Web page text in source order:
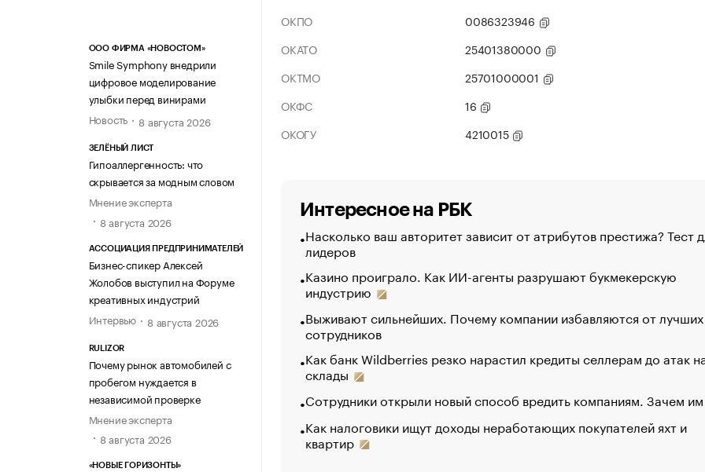
ООО ФИРМА «НОВОСТОМ»
Smile Symphony внедрили
цифровое моделирование
улыбки перед винирами
Новость
8 августа 2026
ЗЕЛЁНЫЙ ЛИСТ
Гипоаллергенность: что
скрывается за модным словом
Мнение эксперта
8 августа 2026
АССОЦИАЦИЯ ПРЕДПРИНИМАТЕЛЕЙ
Бизнес-спикер Алексей
Жолобов выступил на Форуме
креативных индустрий
Интервью
8 августа 2026
RULIZOR
Почему рынок автомобилей с
пробегом нуждается в
независимой проверке
Мнение эксперта
8 августа 2026
«НОВЫЕ ГОРИЗОНТЫ»
ОКПО
0086323946
ОКАТО
25401380000
ОКТМО
25701000001
ОКФС
16
ОКОГУ
4210015
Интересное на РБК
Насколько ваш авторитет зависит от атрибутов престижа? Тест
лидеров
Казино проиграло. Как ИИ-агенты разрушают букмекерскую
индустрию
Выживают сильнейших. Почему компании избавляются от лучших
сотрудников
Как банк Wildberries резко нарастил кредиты селлерам до атак
склады
Сотрудники открыли новый способ вредить компаниям. Зачем
Как налоговики ищут доходы неработающих покупателей яхт и
квартир